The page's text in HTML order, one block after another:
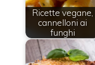
Ricette vegane,
cannelloni ai
funghi